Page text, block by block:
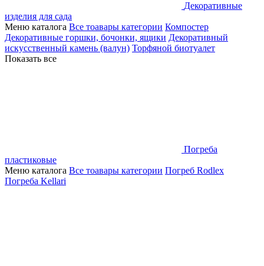
Декоративные
изделия для сада
Меню каталога Все тоавары категории Компостер
Декоративные горшки, бочонки, ящики Декоративный
искусственный камень (валун) Торфяной биотуалет
Показать все
Погреба
пластиковые
Меню каталога Все тоавары категории Погреб Rodlex
Погреба Kellari